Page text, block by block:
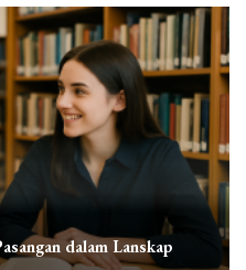
dalam Lanskap